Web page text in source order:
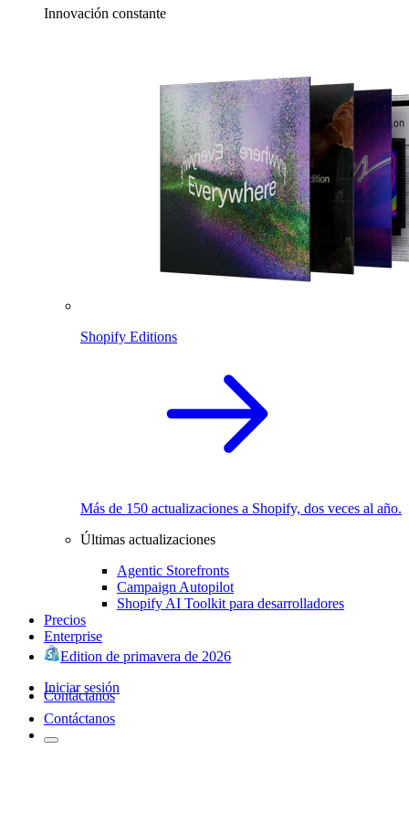
Innovación constante
Shopify Editions
Más de 150 actualizaciones a Shopify, dos veces al año.
Últimas actualizaciones
Agentic Storefronts
Campaign Autopilot
Shopify AI Toolkit para desarrolladores
Precios
Enterprise
Edition de primavera de 2026
Iniciar sesión
Contáctanos
Contáctanos